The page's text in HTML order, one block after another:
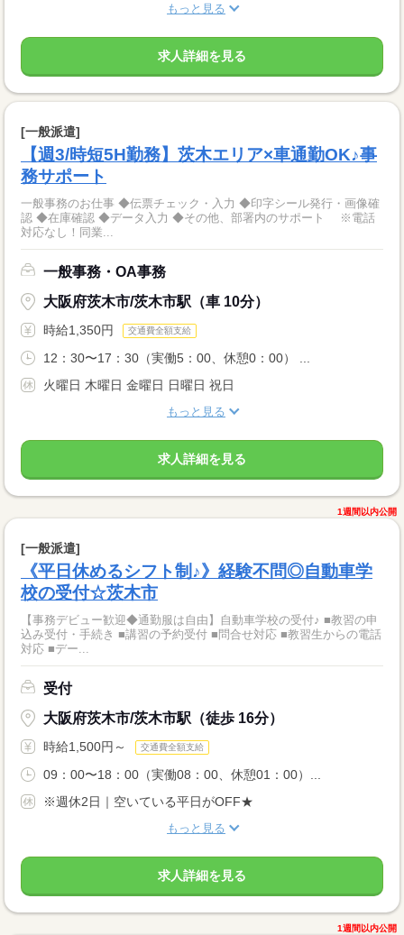
もっと見る
求人詳細を見る
[一般派遣]
【週3/時短5H勤務】茨木エリア×車通勤OK♪事
務サポート
一般事務のお仕事 ◆伝票チェック・入力 ◆印字シール発行・画像確
認 ◆在庫確認 ◆データ入力 ◆その他、部署内のサポート ※電話
対応なし！同業...
一般事務・OA事務
大阪府茨木市/茨木市駅（車 10分）
時給1,350円 交通費全額支給
12：30〜17：30（実働5：00、休憩0：00） ...
火曜日 木曜日 金曜日 日曜日 祝日
もっと見る
求人詳細を見る
1週間以内公開
[一般派遣]
《平日休めるシフト制♪》経験不問◎自動車学
校の受付☆茨木市
【事務デビュー歓迎◆通勤服は自由】自動車学校の受付♪ ■教習の申
込み受付・手続き ■講習の予約受付 ■問合せ対応 ■教習生からの電話
対応 ■デー...
受付
大阪府茨木市/茨木市駅（徒歩 16分）
時給1,500円～ 交通費全額支給
09：00〜18：00（実働08：00、休憩01：00）...
※週休2日｜空いている平日がOFF★
もっと見る
求人詳細を見る
1週間以内公開